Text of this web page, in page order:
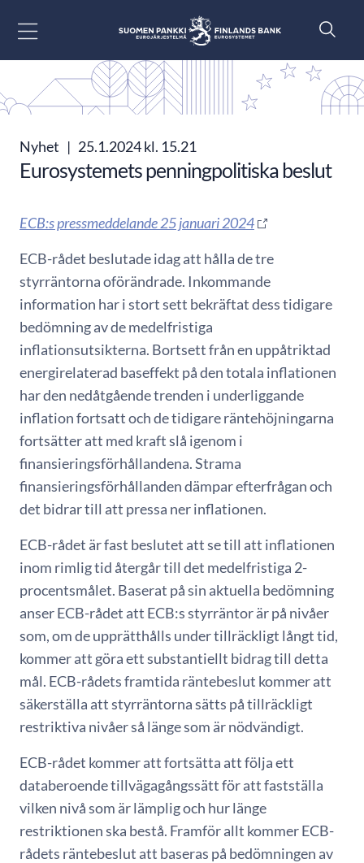
Nyhet | 25.1.2024 kl. 15.21
Eurosystemets penningpolitiska beslut
ECB:s pressmeddelande 25 januari 2024
ECB-rådet beslutade idag att hålla de tre
styrräntorna oförändrade. Inkommande
information har i stort sett bekräftat dess tidigare
bedömning av de medelfristiga
inflationsutsikterna. Bortsett från en uppåtriktad
energirelaterad baseffekt på den totala inflationen
har den nedåtgående trenden i underliggande
inflation fortsatt och de tidigare räntehöjningarna
fortsätter att med kraft slå igenom i
finansieringsförhållandena. Strama
finansieringsförhållanden dämpar efterfrågan och
det bidrar till att pressa ner inflationen.
ECB-rådet är fast beslutet att se till att inflationen
inom rimlig tid återgår till det medelfristiga 2-
procentsmålet. Baserat på sin aktuella bedömning
anser ECB-rådet att ECB:s styrräntor är på nivåer
som, om de upprätthålls under tillräckligt långt tid,
kommer att göra ett substantiellt bidrag till detta
mål. ECB-rådets framtida räntebeslut kommer att
säkerställa att styrräntorna sätts på tillräckligt
restriktiva nivåer så länge som är nödvändigt.
ECB-rådet kommer att fortsätta att följa ett
databeroende tillvägagångssätt för att fastställa
vilken nivå som är lämplig och hur länge
restriktionen ska bestå. Framför allt kommer ECB-
rådets räntebeslut att baseras på bedömningen av